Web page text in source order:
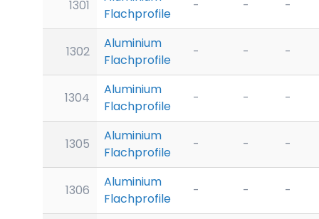
1301
Flachprofile
- - -
1302
Aluminium
Flachprofile
- - -
1304
Aluminium
Flachprofile
- - -
1305
Aluminium
Flachprofile
- - -
1306
Aluminium
Flachprofile
- - -